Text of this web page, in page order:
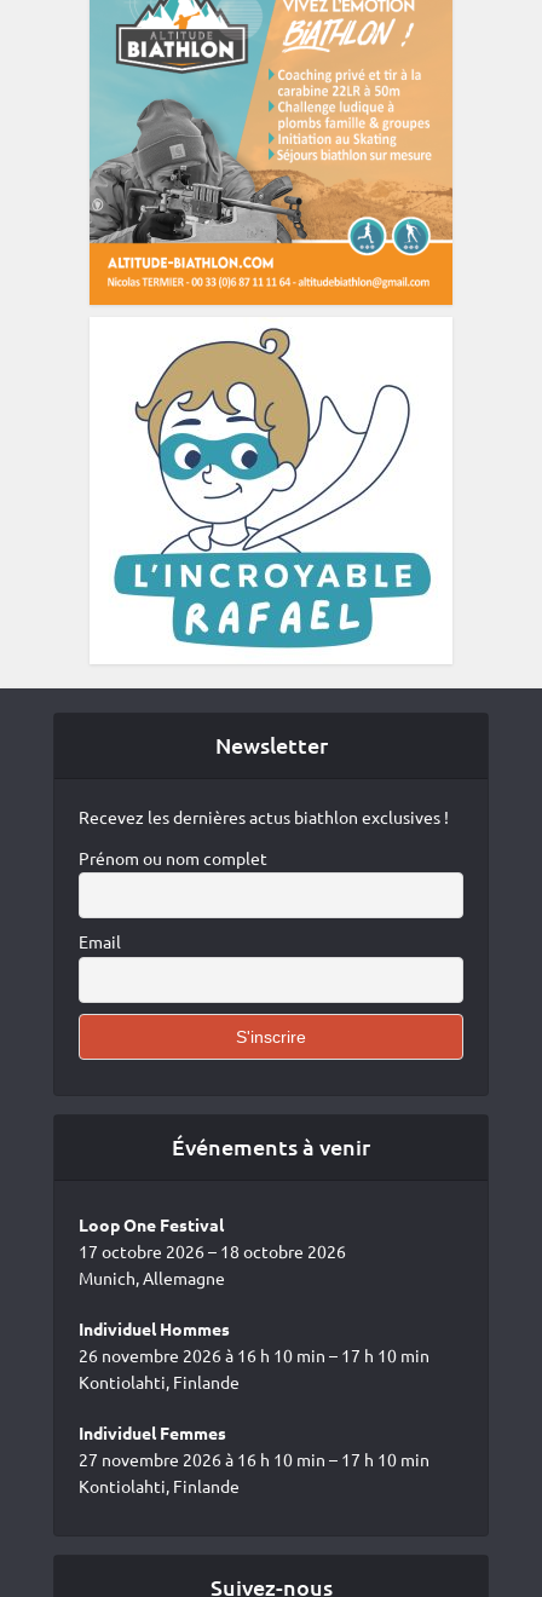
Newsletter
Recevez les dernières actus biathlon exclusives !
Prénom ou nom complet
Email
Événements à venir
Loop One Festival
17 octobre 2026 – 18 octobre 2026
Munich, Allemagne
Individuel Hommes
26 novembre 2026 à 16 h 10 min – 17 h 10 min
Kontiolahti, Finlande
Individuel Femmes
27 novembre 2026 à 16 h 10 min – 17 h 10 min
Kontiolahti, Finlande
Suivez-nous